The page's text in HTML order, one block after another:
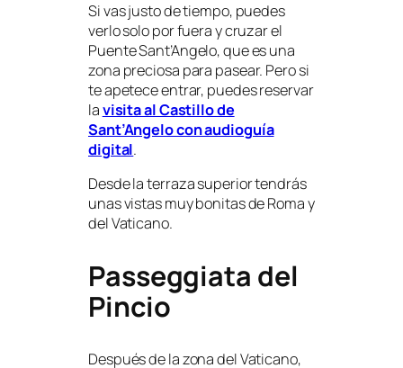
Si vas justo de tiempo, puedes
verlo solo por fuera y cruzar el
Puente Sant’Angelo, que es una
zona preciosa para pasear. Pero si
te apetece entrar, puedes reservar
lavisita al Castillo de
Sant’Angelo con audioguía
digital.
Desde la terraza superior tendrás
unas vistas muy bonitas de Roma y
del Vaticano.
Passeggiata del
Pincio
Después de la zona del Vaticano,